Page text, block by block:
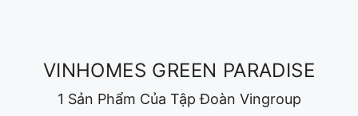
VINHOMES GREEN PARADISE
1 Sản Phẩm Của Tập Đoàn Vingroup